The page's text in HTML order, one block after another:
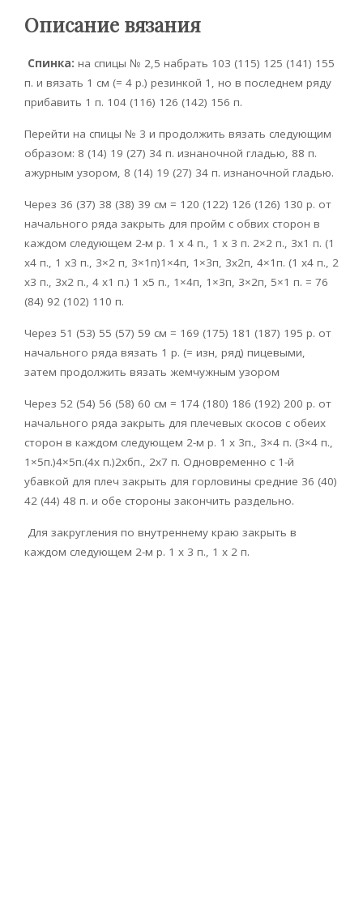
Описание вязания
Спинка: на спицы № 2,5 набрать 103 (115) 125 (141) 155
п. и вязать 1 см (= 4 р.) резинкой 1, но в последнем ряду
прибавить 1 п. 104 (116) 126 (142) 156 п.
Перейти на спицы № 3 и продолжить вязать следующим
образом: 8 (14) 19 (27) 34 п. изнаночной гладью, 88 п.
ажурным узором, 8 (14) 19 (27) 34 п. изнаночной гладью.
Через 36 (37) 38 (38) 39 см = 120 (122) 126 (126) 130 р. от
начального ряда закрыть для пройм с обвих сторон в
каждом следующем 2-м р. 1 х 4 п., 1 х 3 п. 2×2 п., 3х1 п. (1
x4 п., 1 x3 п., 3×2 п, 3×1п)1×4п, 1×3п, 3х2п, 4×1п. (1 x4 п., 2
x3 п., 3х2 п., 4 х1 п.) 1 x5 п., 1×4п, 1×3п, 3×2п, 5×1 п. = 76
(84) 92 (102) 110 п.
Через 51 (53) 55 (57) 59 см = 169 (175) 181 (187) 195 р. от
начального ряда вязать 1 р. (= изн, ряд) пицевыми,
затем продолжить вязать жемчужным узором
Через 52 (54) 56 (58) 60 см = 174 (180) 186 (192) 200 р. от
начального ряда закрыть для плечевых скосов с обеих
сторон в каждом следующем 2-м р. 1 х 3п., 3×4 п. (3×4 п.,
1×5п.)4×5п.(4x п.)2хбп., 2х7 п. Одновременно с 1-й
убавкой для плеч закрыть для горловины средние 36 (40)
42 (44) 48 п. и обе стороны закончить раздельно.
Для закругления по внутреннему краю закрыть в
каждом следующем 2-м р. 1 х 3 п., 1 x 2 п.